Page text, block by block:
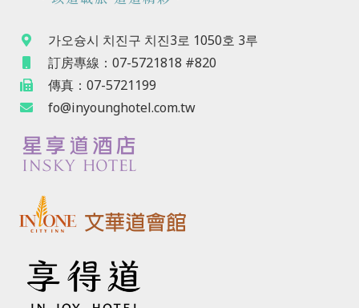
가오슝시 치진구 치진3로 1050호 3루
訂房專線：07-5721818 #820
傳真：07-5721199
fo@inyounghotel.com.tw